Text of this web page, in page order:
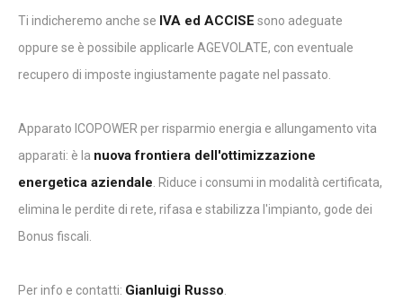
Ti indicheremo anche se IVA ed ACCISE sono adeguate
oppure se è possibile applicarle AGEVOLATE, con eventuale
recupero di imposte ingiustamente pagate nel passato.
Apparato ICOPOWER per risparmio energia e allungamento vita
apparati: è la nuova frontiera dell'ottimizzazione
energetica aziendale . Riduce i consumi in modalità certificata,
elimina le perdite di rete, rifasa e stabilizza l'impianto, gode dei
Bonus fiscali.
Per info e contatti: Gianluigi Russo